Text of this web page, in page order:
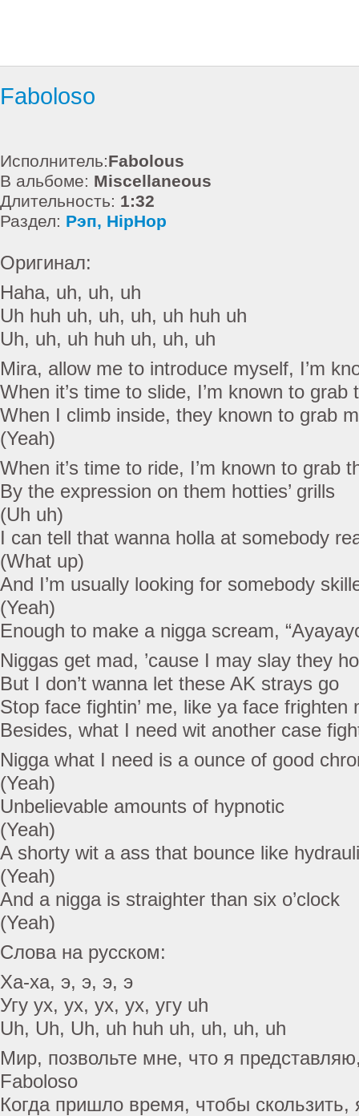
Faboloso
Исполнитель:Fabolous
В альбоме: Miscellaneous
Длительность: 1:32
Раздел: Рэп, HipHop
Оригинал:
Haha, uh, uh, uh
Uh huh uh, uh, uh, uh huh uh
Uh, uh, uh huh uh, uh, uh
Mira, allow me to introduce myself, I’m
When it’s time to slide, I’m known to grab
When I climb inside, they known to grab
(Yeah)
When it’s time to ride, I’m known to grab
By the expression on them hotties’ grills
(Uh uh)
I can tell that wanna holla at somebody
(What up)
And I’m usually looking for somebody
(Yeah)
Enough to make a nigga scream,
Niggas get mad, ’cause I may slay they
But I don’t wanna let these AK strays go
Stop face fightin’ me, like ya face frighten
Besides, what I need wit another case
Nigga what I need is a ounce of good
(Yeah)
Unbelievable amounts of hypnotic
(Yeah)
A shorty wit a ass that bounce like
(Yeah)
And a nigga is straighter than six o’clock
(Yeah)
Слова на русском:
Ха-ха, э, э, э, э
Угу ух, ух, ух, ух, угу uh
Uh, Uh, Uh, uh huh uh, uh, uh, uh
Мир, позвольте мне, что я
Faboloso
Когда пришло время, чтобы скользить,